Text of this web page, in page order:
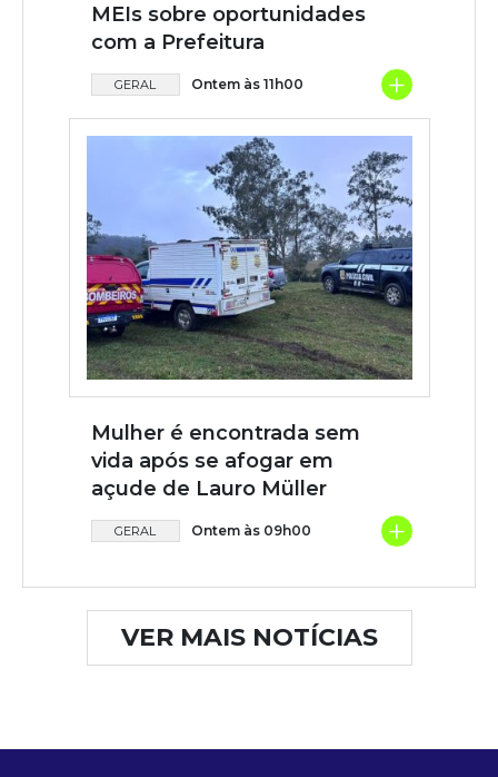
MEIs sobre oportunidades
com a Prefeitura
GERAL Ontem às 11h00 +
Mulher é encontrada sem
vida após se afogar em
açude de Lauro Müller
GERAL Ontem às 09h00 +
VER MAIS NOTÍCIAS